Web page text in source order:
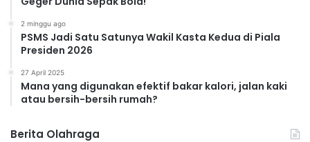
2 minggu ago
PSMS Jadi Satu Satunya Wakil Kasta Kedua di Piala
Presiden 2026
27 April 2025
Mana yang digunakan efektif bakar kalori, jalan kaki
atau bersih-bersih rumah?
Berita Olahraga